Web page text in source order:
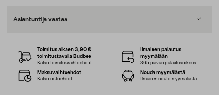
Asiantuntija vastaa
Toimitus alkaen 3,90 €
toimitustavalla Budbee
Katso toimitusvaihtoehdot
Ilmainen palautus
myymälään
365 päivän palautusoikeus
Maksuvaihtoehdot
Katso ostoehdot
Nouda myymälästä
Ilmainen nouto myymälästä